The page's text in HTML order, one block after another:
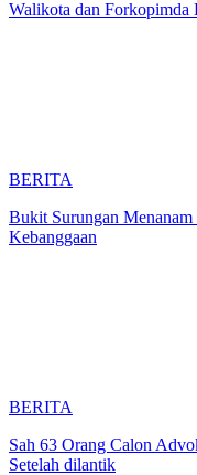
Walikota dan Forkopimda
BERITA
Bukit Surungan Menanam
Kebanggaan
BERITA
Sah 63 Orang Calon
Setelah dilantik